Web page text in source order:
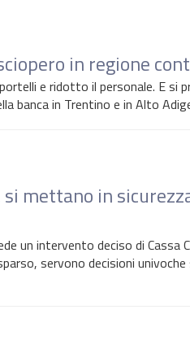
in regione
e ridotto il personale. E si
banca in Trentino e in Alto
si mettano in
un intervento deciso di Cassa
servono decisioni